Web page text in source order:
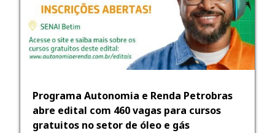
Programa Autonomia e Renda Petrobras
abre edital com 460 vagas para cursos
gratuitos no setor de óleo e gás